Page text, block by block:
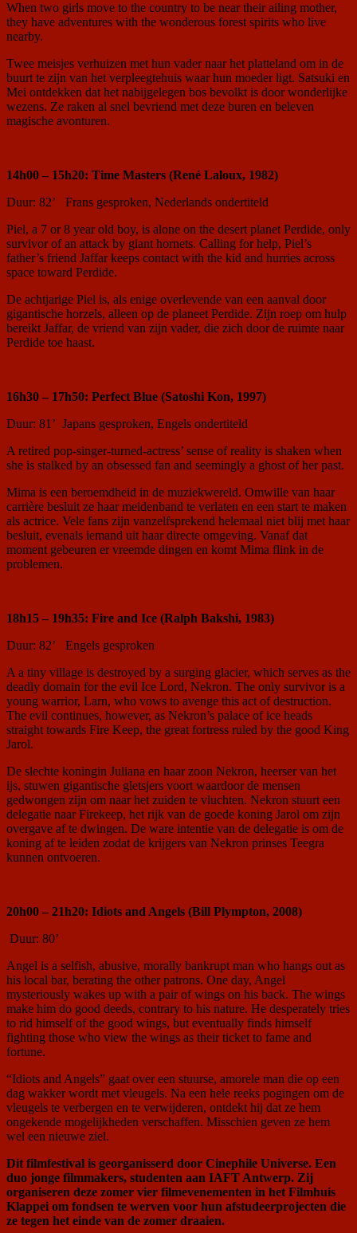
When two girls move to the country to be near their ailing mother,
they have adventures with the wonderous forest spirits who live
nearby.
Twee meisjes verhuizen met hun vader naar het platteland om in de
buurt te zijn van het verpleegtehuis waar hun moeder ligt. Satsuki en
Mei ontdekken dat het nabijgelegen bos bevolkt is door wonderlijke
wezens. Ze raken al snel bevriend met deze buren en beleven
magische avonturen.
14h00 – 15h20: Time Masters (René Laloux, 1982)
Duur: 82’ Frans gesproken, Nederlands ondertiteld
Piel, a 7 or 8 year old boy, is alone on the desert planet Perdide, only
survivor of an attack by giant hornets. Calling for help, Piel’s
father’s friend Jaffar keeps contact with the kid and hurries across
space toward Perdide.
De achtjarige Piel is, als enige overlevende van een aanval door
gigantische horzels, alleen op de planeet Perdide. Zijn roep om hulp
bereikt Jaffar, de vriend van zijn vader, die zich door de ruimte naar
Perdide toe haast.
16h30 – 17h50: Perfect Blue (Satoshi Kon, 1997)
Duur: 81’ Japans gesproken, Engels ondertiteld
A retired pop-singer-turned-actress’ sense of reality is shaken when
she is stalked by an obsessed fan and seemingly a ghost of her past.
Mima is een beroemdheid in de muziekwereld. Omwille van haar
carrière besluit ze haar meidenband te verlaten en een start te maken
als actrice. Vele fans zijn vanzelfsprekend helemaal niet blij met haar
besluit, evenals iemand uit haar directe omgeving. Vanaf dat
moment gebeuren er vreemde dingen en komt Mima flink in de
problemen.
18h15 – 19h35: Fire and Ice (Ralph Bakshi, 1983)
Duur: 82’ Engels gesproken
A a tiny village is destroyed by a surging glacier, which serves as the
deadly domain for the evil Ice Lord, Nekron. The only survivor is a
young warrior, Larn, who vows to avenge this act of destruction.
The evil continues, however, as Nekron’s palace of ice heads
straight towards Fire Keep, the great fortress ruled by the good King
Jarol.
De slechte koningin Juliana en haar zoon Nekron, heerser van het
ijs, stuwen gigantische gletsjers voort waardoor de mensen
gedwongen zijn om naar het zuiden te vluchten. Nekron stuurt een
delegatie naar Firekeep, het rijk van de goede koning Jarol om zijn
overgave af te dwingen. De ware intentie van de delegatie is om de
koning af te leiden zodat de krijgers van Nekron prinses Teegra
kunnen ontvoeren.
20h00 – 21h20: Idiots and Angels (Bill Plympton, 2008)
Duur: 80’
Angel is a selfish, abusive, morally bankrupt man who hangs out as
his local bar, berating the other patrons. One day, Angel
mysteriously wakes up with a pair of wings on his back. The wings
make him do good deeds, contrary to his nature. He desperately tries
to rid himself of the good wings, but eventually finds himself
fighting those who view the wings as their ticket to fame and
fortune.
“Idiots and Angels” gaat over een stuurse, amorele man die op een
dag wakker wordt met vleugels. Na een hele reeks pogingen om de
vleugels te verbergen en te verwijderen, ontdekt hij dat ze hem
ongekende mogelijkheden verschaffen. Misschien geven ze hem
wel een nieuwe ziel.
Dit filmfestival is georganisserd door Cinephile Universe. Een
duo jonge filmmakers, studenten aan IAFT Antwerp. Zij
organiseren deze zomer vier filmevenementen in het Filmhuis
Klappei om fondsen te werven voor hun afstudeerprojecten die
ze tegen het einde van de zomer draaien.